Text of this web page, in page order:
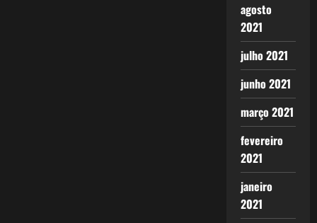
agosto
2021
julho 2021
junho 2021
março 2021
fevereiro
2021
janeiro
2021